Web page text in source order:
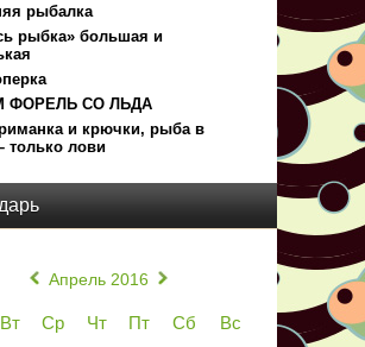
рыбалка
рыбка» большая и
ФОРЕЛЬ СО ЛЬДА
и крючки, рыба в
только лови
Апрель 2016
Вт Ср Чт Пт Сб Вс